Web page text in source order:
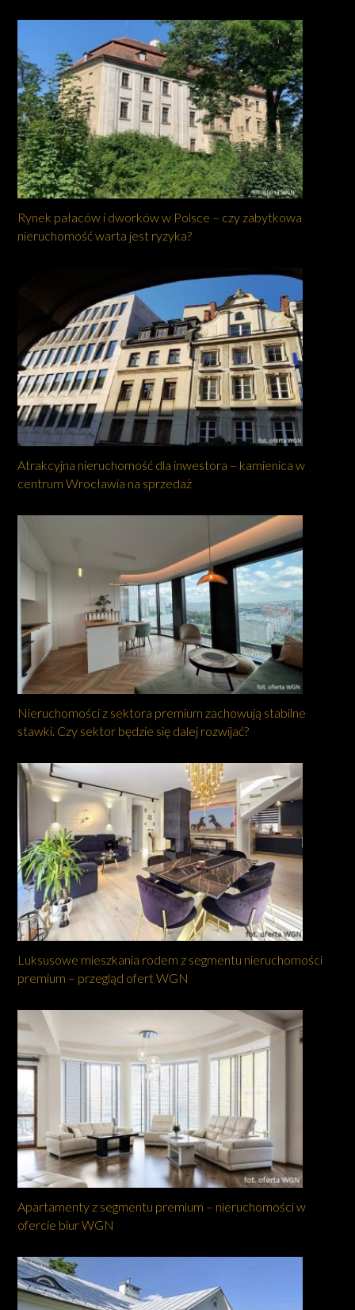
Rynek pałaców i dworków w Polsce – czy zabytkowa
nieruchomość warta jest ryzyka?
Atrakcyjna nieruchomość dla inwestora – kamienica w
centrum Wrocławia na sprzedaż
Nieruchomości z sektora premium zachowują stabilne
stawki. Czy sektor będzie się dalej rozwijać?
Luksusowe mieszkania rodem z segmentu nieruchomości
premium – przegląd ofert WGN
Apartamenty z segmentu premium – nieruchomości w
ofercie biur WGN